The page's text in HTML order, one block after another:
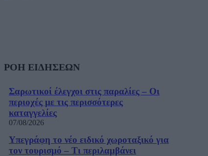
ΡΟΗ ΕΙΔΗΣΕΩΝ
Σαρωτικοί έλεγχοι στις παραλίες – Οι
περιοχές με τις περισσότερες
καταγγελίες
07/08/2026
Υπεγράφη το νέο ειδικό χωροταξικό για
τον τουρισμό – Τι περιλαμβάνει